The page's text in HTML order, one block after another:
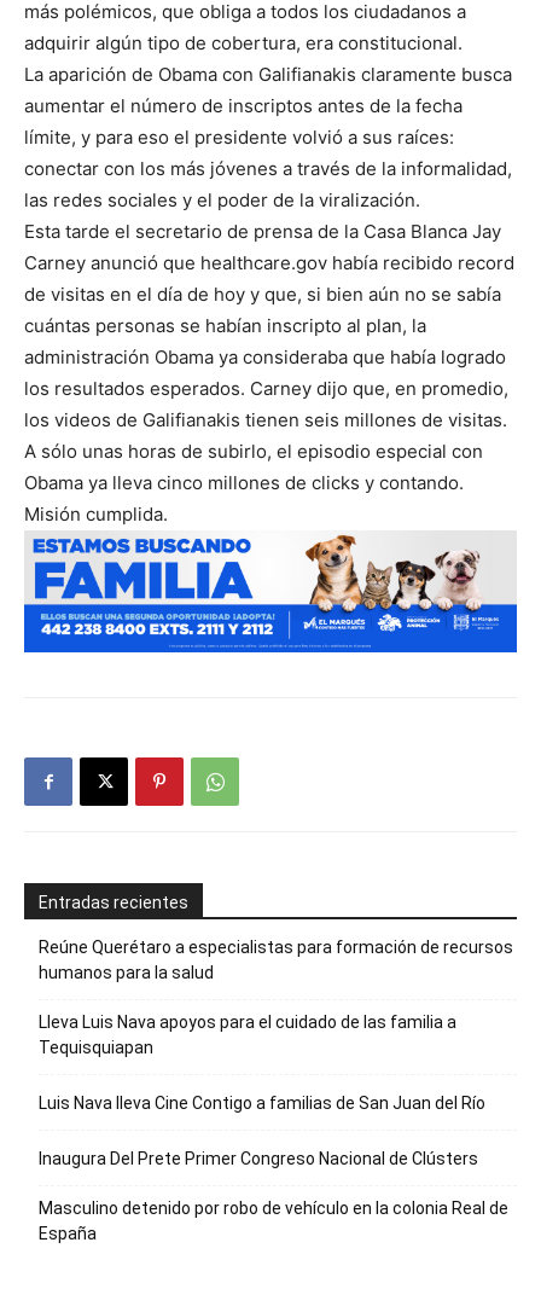
más polémicos, que obliga a todos los ciudadanos a
adquirir algún tipo de cobertura, era constitucional.
La aparición de Obama con Galifianakis claramente busca
aumentar el número de inscriptos antes de la fecha
límite, y para eso el presidente volvió a sus raíces:
conectar con los más jóvenes a través de la informalidad,
las redes sociales y el poder de la viralización.
Esta tarde el secretario de prensa de la Casa Blanca Jay
Carney anunció que healthcare.gov había recibido record
de visitas en el día de hoy y que, si bien aún no se sabía
cuántas personas se habían inscripto al plan, la
administración Obama ya consideraba que había logrado
los resultados esperados. Carney dijo que, en promedio,
los videos de Galifianakis tienen seis millones de visitas.
A sólo unas horas de subirlo, el episodio especial con
Obama ya lleva cinco millones de clicks y contando.
Misión cumplida.
Entradas recientes
Reúne Querétaro a especialistas para formación de recursos
humanos para la salud
Lleva Luis Nava apoyos para el cuidado de las familia a
Tequisquiapan
Luis Nava lleva Cine Contigo a familias de San Juan del Río
Inaugura Del Prete Primer Congreso Nacional de Clústers
Masculino detenido por robo de vehículo en la colonia Real de
España